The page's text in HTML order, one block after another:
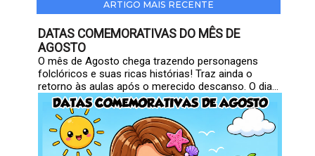
ARTIGO MAIS RECENTE
DATAS COMEMORATIVAS DO MÊS DE
AGOSTO
O mês de Agosto chega trazendo personagens
folclóricos e suas ricas histórias! Traz ainda o
retorno às aulas após o merecido descanso. O dia...